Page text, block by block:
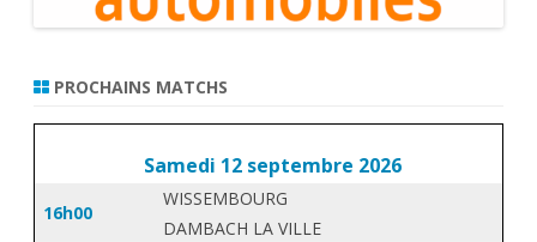
PROCHAINS MATCHS
Samedi 12 septembre 2026
16h00
WISSEMBOURG
DAMBACH LA VILLE